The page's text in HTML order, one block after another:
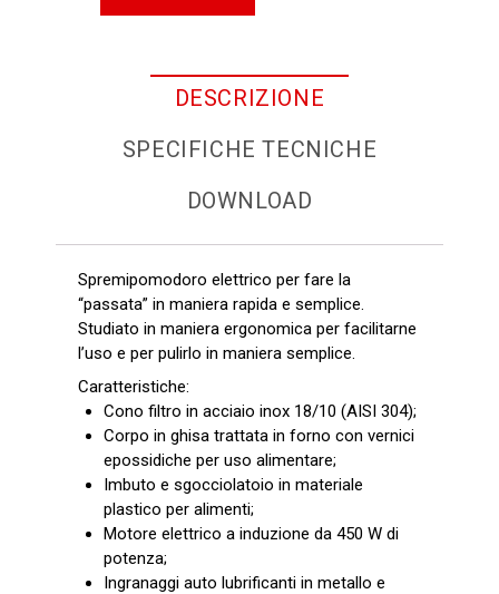
DESCRIZIONE
SPECIFICHE TECNICHE
DOWNLOAD
Spremipomodoro elettrico per fare la
“passata” in maniera rapida e semplice.
Studiato in maniera ergonomica per facilitarne
l’uso e per pulirlo in maniera semplice.
Caratteristiche:
Cono filtro in acciaio inox 18/10 (AISI 304);
Corpo in ghisa trattata in forno con vernici
epossidiche per uso alimentare;
Imbuto e sgocciolatoio in materiale
plastico per alimenti;
Motore elettrico a induzione da 450 W di
potenza;
Ingranaggi auto lubrificanti in metallo e